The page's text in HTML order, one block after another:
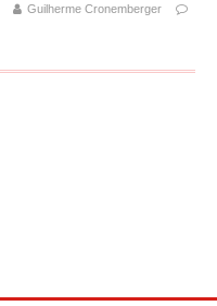
Guilherme Cronemberger